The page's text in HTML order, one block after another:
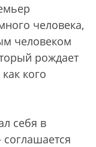
человека,
человеком
рождает
кого
себя в